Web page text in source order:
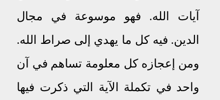
آيات الله. فهو موسوعة في مجال
الدين. فيه كل ما يهدي إلى صراط الله.
ومن إعجازه كل معلومة تساهم في آن
واحد في تكملة الآية التي ذكرت فيها